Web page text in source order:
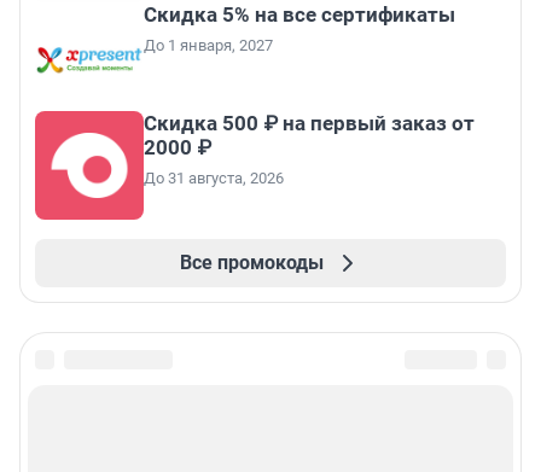
Скидка 5% на все сертификаты
До 1 января, 2027
Скидка 500 ₽ на первый заказ от
2000 ₽
До 31 августа, 2026
Все промокоды